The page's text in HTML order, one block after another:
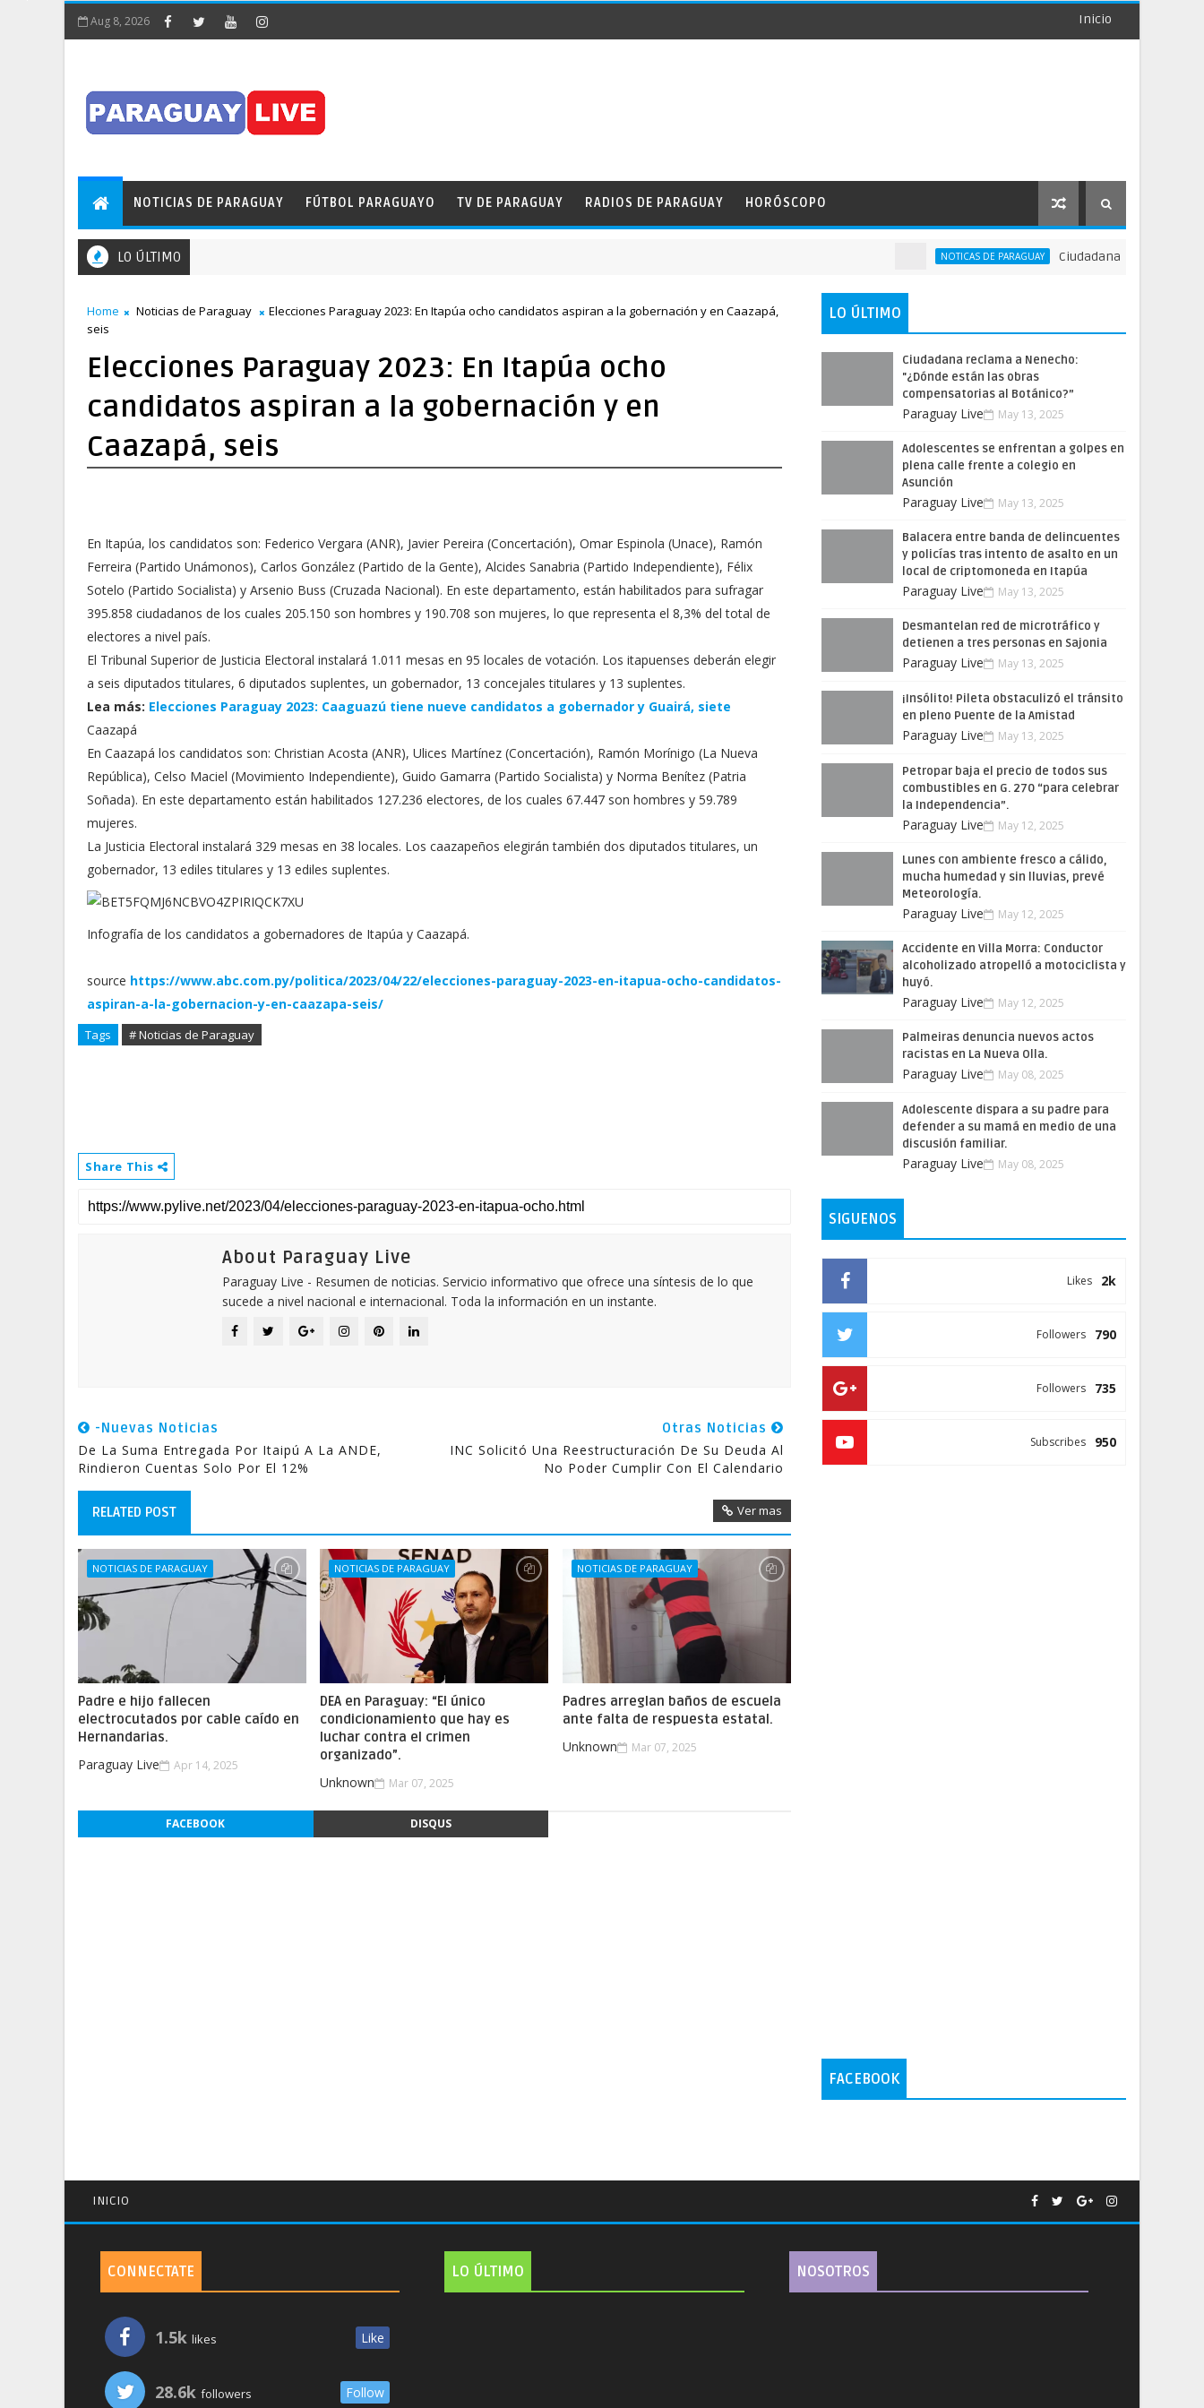
Aug 8, 2026 Inicio
NOTICIAS DE PARAGUAY FÚTBOL PARAGUAYO TV DE PARAGUAY RADIOS DE PARAGUAY HORÓSCOPO
LO ÚLTIMO NOTICAS DE PARAGUAY Ciudadana reclama a
Home Noticias de Paraguay
Elecciones Paraguay 2023: En Itapúa ocho candidatos aspiran a la gobernación y en Caazapá,
seis
Elecciones Paraguay 2023: En Itapúa ocho
candidatos aspiran a la gobernación y en
Caazapá, seis
En Itapúa, los candidatos son: Federico Vergara (ANR), Javier Pereira (Concertación), Omar Espinola (Unace), Ramón
Ferreira (Partido Unámonos), Carlos González (Partido de la Gente), Alcides Sanabria (Partido Independiente), Félix
Sotelo (Partido Socialista) y Arsenio Buss (Cruzada Nacional). En este departamento, están habilitados para sufragar
395.858 ciudadanos de los cuales 205.150 son hombres y 190.708 son mujeres, lo que representa el 8,3% del total de
electores a nivel país.
El Tribunal Superior de Justicia Electoral instalará 1.011 mesas en 95 locales de votación. Los itapuenses deberán elegir
a seis diputados titulares, 6 diputados suplentes, un gobernador, 13 concejales titulares y 13 suplentes.
Lea más: Elecciones Paraguay 2023: Caaguazú tiene nueve candidatos a gobernador y Guairá, siete
Caazapá
En Caazapá los candidatos son: Christian Acosta (ANR), Ulices Martínez (Concertación), Ramón Morínigo (La Nueva
República), Celso Maciel (Movimiento Independiente), Guido Gamarra (Partido Socialista) y Norma Benítez (Patria
Soñada). En este departamento están habilitados 127.236 electores, de los cuales 67.447 son hombres y 59.789
mujeres.
La Justicia Electoral instalará 329 mesas en 38 locales. Los caazapeños elegirán también dos diputados titulares, un
gobernador, 13 ediles titulares y 13 ediles suplentes.
Infografía de los candidatos a gobernadores de Itapúa y Caazapá.
source https://www.abc.com.py/politica/2023/04/22/elecciones-paraguay-2023-en-itapua-ocho-candidatos-
aspiran-a-la-gobernacion-y-en-caazapa-seis/
Tags # Noticias de Paraguay
Share This
About Paraguay Live
Paraguay Live - Resumen de noticias. Servicio informativo que ofrece una síntesis de lo que
sucede a nivel nacional e internacional. Toda la información en un instante.
-Nuevas Noticias
De La Suma Entregada Por Itaipú A La ANDE,
Rindieron Cuentas Solo Por El 12%
Otras Noticias
INC Solicitó Una Reestructuración De Su Deuda Al
No Poder Cumplir Con El Calendario
RELATED POST Ver mas
NOTICIAS DE PARAGUAY
Padre e hijo fallecen
electrocutados por cable caído en
Hernandarias.
Paraguay Live Apr 14, 2025
NOTICIAS DE PARAGUAY
DEA en Paraguay: “El único
condicionamiento que hay es
luchar contra el crimen
organizado”.
Unknown Mar 07, 2025
NOTICIAS DE PARAGUAY
Padres arreglan baños de escuela
ante falta de respuesta estatal.
Unknown Mar 07, 2025
FACEBOOK DISQUS
LO ÚLTIMO
Ciudadana reclama a Nenecho:
"¿Dónde están las obras
compensatorias al Botánico?”
Paraguay Live May 13, 2025
Adolescentes se enfrentan a golpes en
plena calle frente a colegio en
Asunción
Paraguay Live May 13, 2025
Balacera entre banda de delincuentes
y policías tras intento de asalto en un
local de criptomoneda en Itapúa
Paraguay Live May 13, 2025
Desmantelan red de microtráfico y
detienen a tres personas en Sajonia
Paraguay Live May 13, 2025
¡Insólito! Pileta obstaculizó el tránsito
en pleno Puente de la Amistad
Paraguay Live May 13, 2025
Petropar baja el precio de todos sus
combustibles en G. 270 “para celebrar
la Independencia”.
Paraguay Live May 12, 2025
Lunes con ambiente fresco a cálido,
mucha humedad y sin lluvias, prevé
Meteorología.
Paraguay Live May 12, 2025
Accidente en Villa Morra: Conductor
alcoholizado atropelló a motociclista y
huyó.
Paraguay Live May 12, 2025
Palmeiras denuncia nuevos actos
racistas en La Nueva Olla.
Paraguay Live May 08, 2025
Adolescente dispara a su padre para
defender a su mamá en medio de una
discusión familiar.
Paraguay Live May 08, 2025
SIGUENOS
2k
Likes
790
Followers
735
Followers
950
Subscribes
FACEBOOK
INICIO
CONNECTATE
1.5k likes Like
28.6k followers Follow
LO ÚLTIMO NOSOTROS